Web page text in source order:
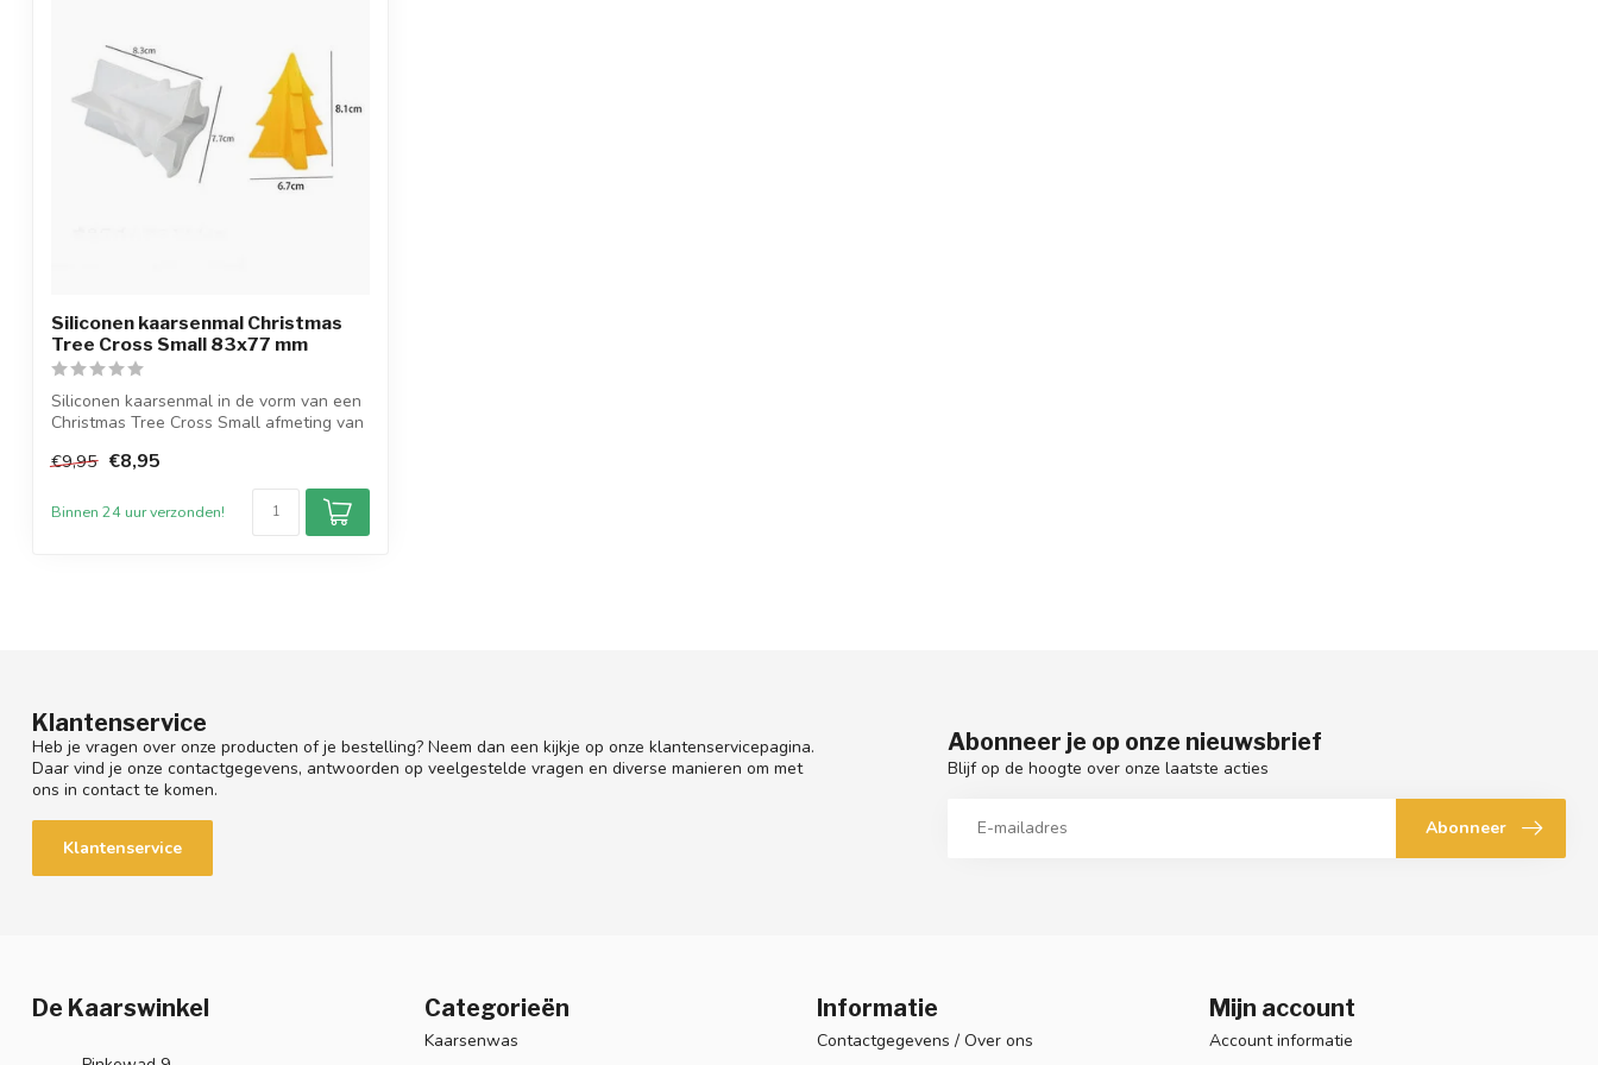
Siliconen kaarsenmal Christmas
Tree Cross Small 83x77 mm
Siliconen kaarsenmal in de vorm van een
Christmas Tree Cross Small afmeting van
€9,95 €8,95
Binnen 24 uur verzonden!
Klantenservice
Heb je vragen over onze producten of je bestelling? Neem dan een kijkje op onze klantenservicepagina.
Daar vind je onze contactgegevens, antwoorden op veelgestelde vragen en diverse manieren om met
ons in contact te komen.
Klantenservice
Abonneer je op onze nieuwsbrief
Blijf op de hoogte over onze laatste acties
Abonneer
De Kaarswinkel Categorieën
Kaarsenwas
Informatie
Contactgegevens / Over ons
Mijn account
Account informatie